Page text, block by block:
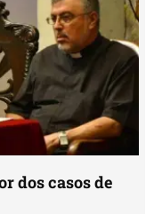
dos casos de